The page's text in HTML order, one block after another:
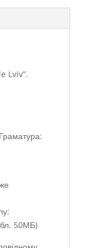
Lviv”.
50МБ)